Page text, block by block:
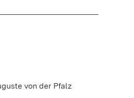
von der Pfalz